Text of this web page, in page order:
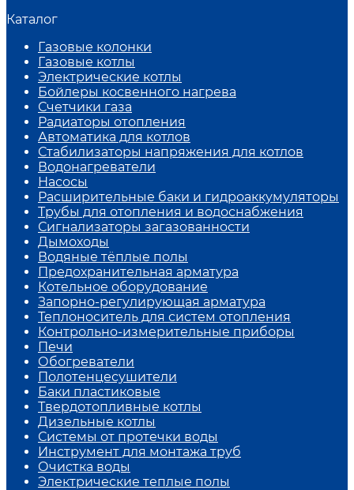
Каталог
Газовые колонки
Газовые котлы
Электрические котлы
Бойлеры косвенного нагрева
Счетчики газа
Радиаторы отопления
Автоматика для котлов
Стабилизаторы напряжения для котлов
Водонагреватели
Насосы
Расширительные баки и гидроаккумуляторы
Трубы для отопления и водоснабжения
Сигнализаторы загазованности
Дымоходы
Водяные тёплые полы
Предохранительная арматура
Котельное оборудование
Запорно-регулирующая арматура
Теплоноситель для систем отопления
Контрольно-измерительные приборы
Печи
Обогреватели
Полотенцесушители
Баки пластиковые
Твердотопливные котлы
Дизельные котлы
Системы от протечки воды
Инструмент для монтажа труб
Очистка воды
Электрические теплые полы